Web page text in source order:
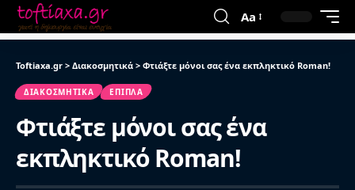
Aa
Toftiaxa.gr > Διακοσμητικά > Φτιάξτε μόνοι σας ένα εκπληκτικό Roman!
ΔΙΑΚΟΣΜΗΤΙΚΆ ΈΠΙΠΛΑ
Φτιάξτε μόνοι σας ένα
εκπληκτικό Roman!